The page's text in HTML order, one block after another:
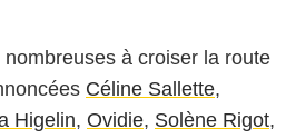
à croiser la route
Céline Sallette,
Higelin, Ovidie, Solène Rigot,